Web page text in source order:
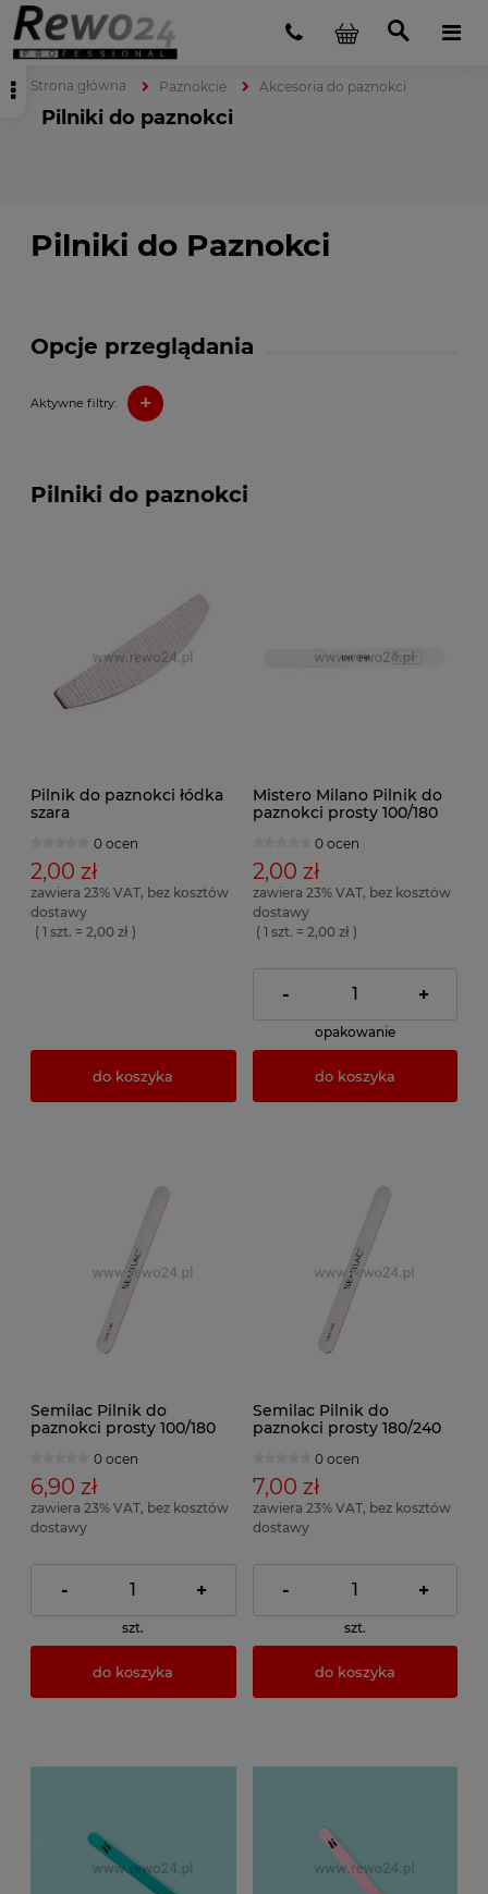
Strona główna Paznokcie Akcesoria do paznokci
Pilniki do paznokci
Opcje przeglądania
Aktywne filtry: +
Pilniki do Paznokci
Pilniki do paznokci
Pilnik do paznokci łódka
szara
0 ocen
2,00 zł
zawiera 23% VAT, bez kosztów
dostawy
( 1 szt. = 2,00 zł )
do koszyka
Mistero Milano Pilnik do
paznokci prosty 100/180
0 ocen
2,00 zł
zawiera 23% VAT, bez kosztów
dostawy
( 1 szt. = 2,00 zł )
- +
opakowanie
do koszyka
Semilac Pilnik do
paznokci prosty 100/180
0 ocen
6,90 zł
zawiera 23% VAT, bez kosztów
dostawy
- +
szt.
do koszyka
Semilac Pilnik do
paznokci prosty 180/240
0 ocen
7,00 zł
zawiera 23% VAT, bez kosztów
dostawy
- +
szt.
do koszyka